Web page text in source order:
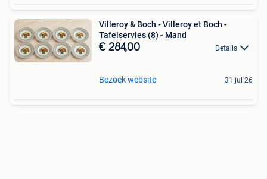
Villeroy & Boch - Villeroy et Boch -
Tafelservies (8) - Mand
€ 284,00 Details
Bezoek website 31 jul 26